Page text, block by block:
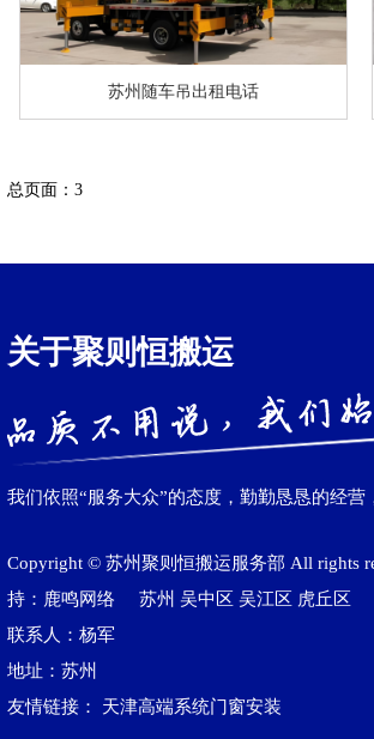
苏州随车吊出租电话
总页面：3
关于聚则恒搬运
我们依照“服务大众”的态度，勤勤恳恳的经
Copyright © 苏州聚则恒搬运服务部 All rights
持：鹿鸣网络 苏州 吴中区 吴江区‌ 虎丘区
联系人：杨军
地址：苏州
友情链接： 天津高端系统门窗安装